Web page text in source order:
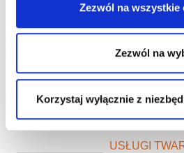
Zezwól na wszystkie
Zezwól na
Korzystaj wyłącznie z
FRONT OF
MORE INFO
USŁUGI